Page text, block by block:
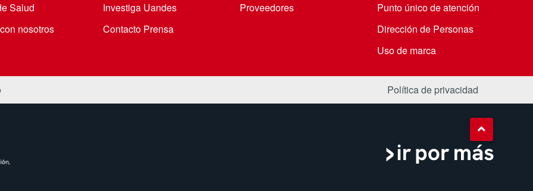
Salud
nosotros
Investiga Uandes
Contacto Prensa
Proveedores
Punto único de atención
Dirección de Personas
Uso de marca
Política de privacidad